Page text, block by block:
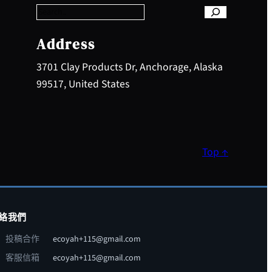
c
h
Address
3701 Clay Products Dr, Anchorage, Alaska
99517, United States
Top ↑
我們
投稿合作
ecoyah+115@gmail.com
客服信箱
ecoyah+115@gmail.com